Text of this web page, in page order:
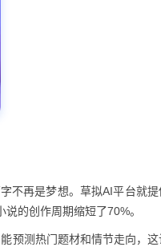
不再是梦想。草拟AI平台就提
的创作周期缩短了70%。
预测热门题材和情节走向，